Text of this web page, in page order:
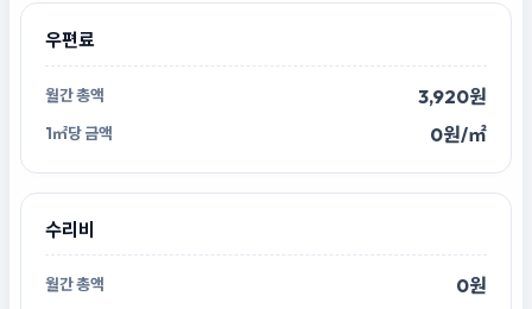
우편료
3,920원
0원/㎡
수리비
0원